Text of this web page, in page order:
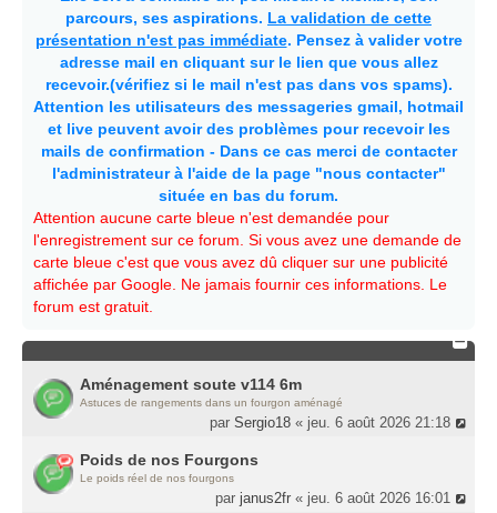
parcours, ses aspirations. La validation de cette
présentation n'est pas immédiate. Pensez à valider votre
adresse mail en cliquant sur le lien que vous allez
recevoir.(vérifiez si le mail n'est pas dans vos spams).
Attention les utilisateurs des messageries gmail, hotmail
et live peuvent avoir des problèmes pour recevoir les
mails de confirmation - Dans ce cas merci de contacter
l'administrateur à l'aide de la page "nous contacter"
située en bas du forum.
Attention aucune carte bleue n'est demandée pour
l'enregistrement sur ce forum. Si vous avez une demande de
carte bleue c'est que vous avez dû cliquer sur une publicité
affichée par Google. Ne jamais fournir ces informations. Le
forum est gratuit.
Aménagement soute v114 6m
Astuces de rangements dans un fourgon aménagé
parSergio18 « jeu. 6 août 2026 21:18
Poids de nos Fourgons
Le poids réel de nos fourgons
par janus2fr « jeu. 6 août 2026 16:01